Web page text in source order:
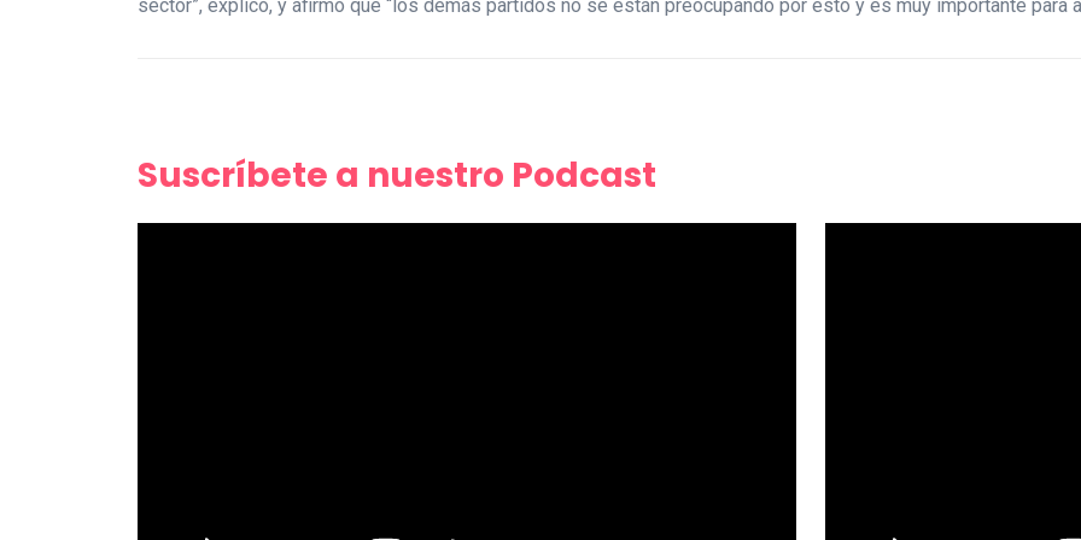
sector”, explicó, y afirmó que “los demás partidos no se están preocupando por esto y es muy importante para
Suscríbete a nuestro Podcast